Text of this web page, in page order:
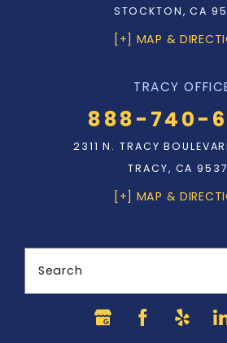
STOCKTON, CA
[+] MAP &
TRACY
888-740-
2311 N. TRACY
TRACY, CA
[+] MAP &
Search